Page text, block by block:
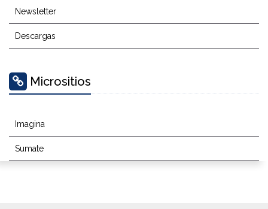
Newsletter
Descargas
Micrositios
Imagina
Sumate